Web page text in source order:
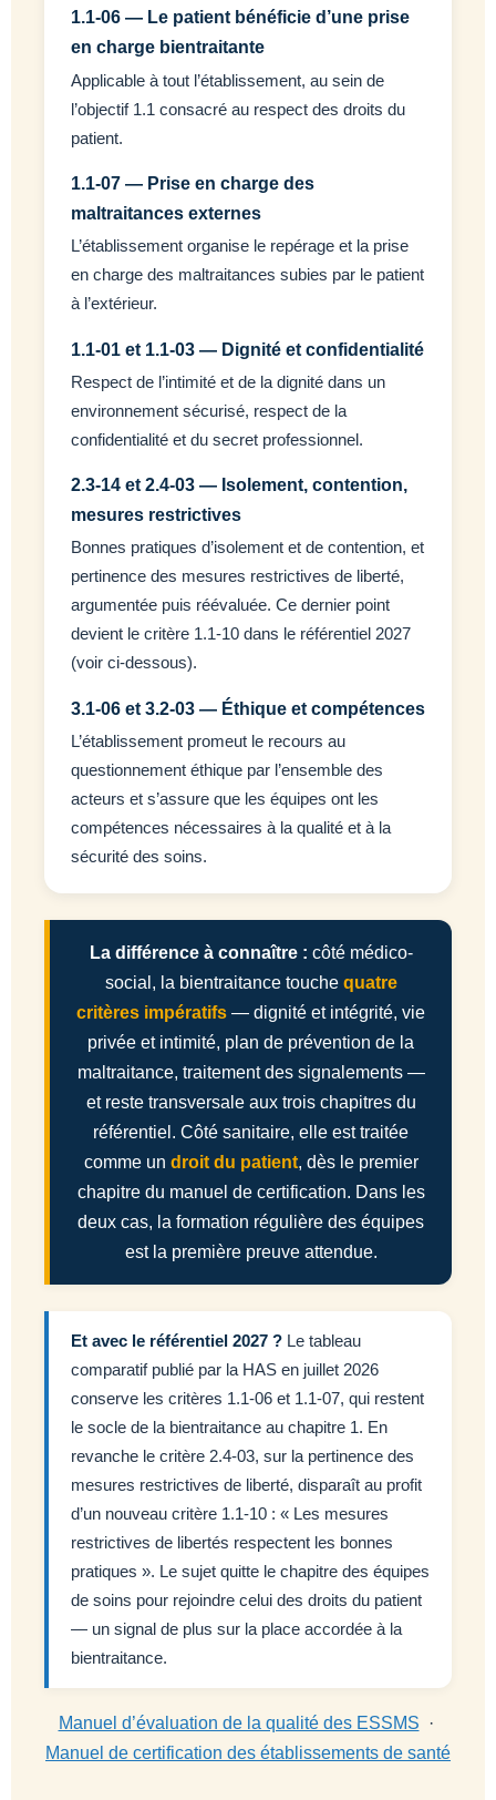
1.1-06 — Le patient bénéficie d’une prise
en charge bientraitante
Applicable à tout l’établissement, au sein de
l’objectif 1.1 consacré au respect des droits du
patient.
1.1-07 — Prise en charge des
maltraitances externes
L’établissement organise le repérage et la prise
en charge des maltraitances subies par le patient
à l’extérieur.
1.1-01 et 1.1-03 — Dignité et confidentialité
Respect de l’intimité et de la dignité dans un
environnement sécurisé, respect de la
confidentialité et du secret professionnel.
2.3-14 et 2.4-03 — Isolement, contention,
mesures restrictives
Bonnes pratiques d’isolement et de contention, et
pertinence des mesures restrictives de liberté,
argumentée puis réévaluée. Ce dernier point
devient le critère 1.1-10 dans le référentiel 2027
(voir ci-dessous).
3.1-06 et 3.2-03 — Éthique et compétences
L’établissement promeut le recours au
questionnement éthique par l’ensemble des
acteurs et s’assure que les équipes ont les
compétences nécessaires à la qualité et à la
sécurité des soins.
La différence à connaître : côté médico-
social, la bientraitance touche quatre
critères impératifs — dignité et intégrité, vie
privée et intimité, plan de prévention de la
maltraitance, traitement des signalements —
et reste transversale aux trois chapitres du
référentiel. Côté sanitaire, elle est traitée
comme un droit du patient, dès le premier
chapitre du manuel de certification. Dans les
deux cas, la formation régulière des équipes
est la première preuve attendue.
Et avec le référentiel 2027 ? Le tableau
comparatif publié par la HAS en juillet 2026
conserve les critères 1.1-06 et 1.1-07, qui restent
le socle de la bientraitance au chapitre 1. En
revanche le critère 2.4-03, sur la pertinence des
mesures restrictives de liberté, disparaît au profit
d’un nouveau critère 1.1-10 : « Les mesures
restrictives de libertés respectent les bonnes
pratiques ». Le sujet quitte le chapitre des équipes
de soins pour rejoindre celui des droits du patient
— un signal de plus sur la place accordée à la
bientraitance.
Manuel d’évaluation de la qualité des ESSMS ·
Manuel de certification des établissements de santé